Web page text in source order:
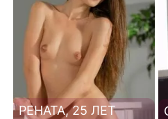
РЕНАТА, 25 ЛЕТ